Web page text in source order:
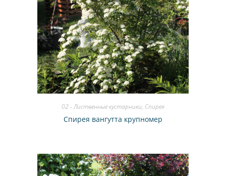
02 - Лиственные кустарники, Спирея
Спирея вангутта крупномер